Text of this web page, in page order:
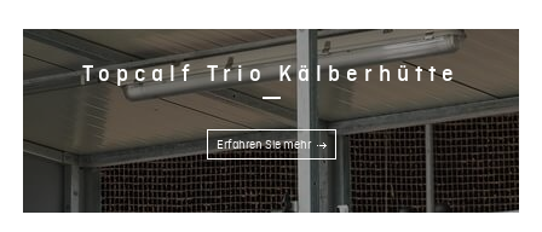
Topcalf Trio Kälberhütte
Erfahren Sie mehr